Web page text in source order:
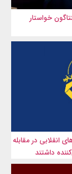
خواستار
انقلابی در مقابله
داشتند